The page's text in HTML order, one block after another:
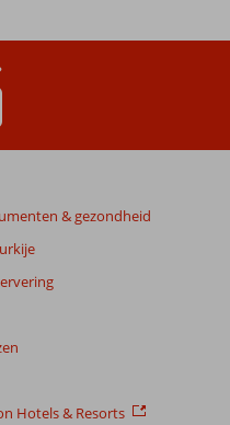
& gezondheid
Hotels & Resorts